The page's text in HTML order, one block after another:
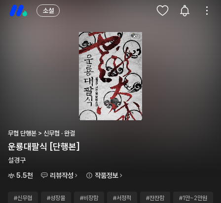
소설
무협 단행본 > 신무협 · 완결
운룡대팔식 [단행본]
설경구
5.5천
리뷰작성 작품정보
#신무협 #성장물 #비장함 #서정적 #잔잔함 #1만~2만원